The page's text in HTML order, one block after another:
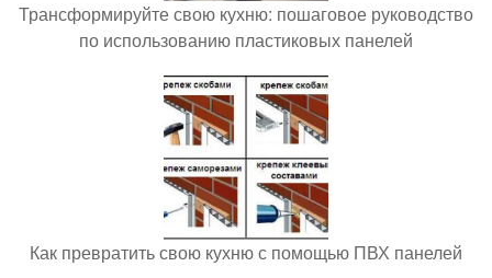
Трансформируйте свою кухню: пошаговое руководство
по использованию пластиковых панелей
Как превратить свою кухню с помощью ПВХ панелей